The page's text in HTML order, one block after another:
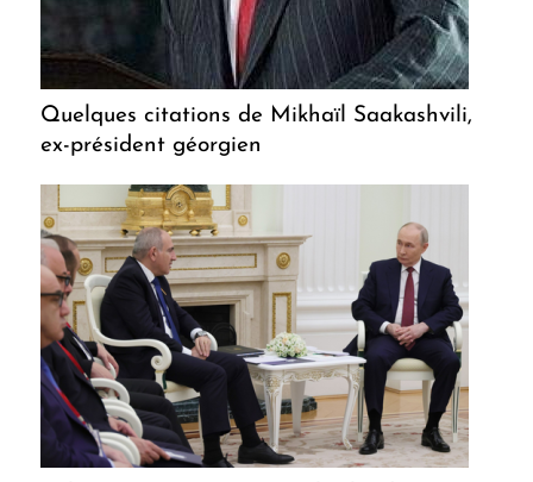
Quelques citations de Mikhaïl Saakashvili,
ex-président géorgien